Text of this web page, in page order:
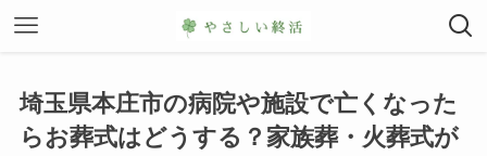
埼玉県本庄市の病院や施設で亡くなった
らお葬式はどうする？家族葬・火葬式が